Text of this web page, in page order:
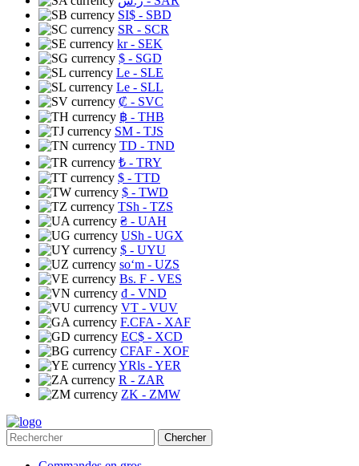
SI$ - SBD
SR - SCR
kr- SEK
$ - SGD
Le - SLE
Le - SLL
₡ - SVC
฿ - THB
ЅМ - TJS
TD - TND
₺ - TRY
$ - TTD
$ - TWD
TSh - TZS
₴ - UAH
USh - UGX
$ - UYU
soʻm - UZS
Bs. F - VES
₫ - VND
VT - VUV
F.CFA - XAF
EC$ - XCD
CFAF - XOF
YRls - YER
R - ZAR
ZK - ZMW
Chercher